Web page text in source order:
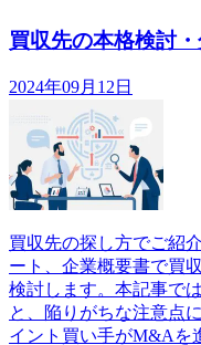
買収先の本格検討
2024年09月12日
買収先の探し方でご紹
ート、企業概要書で買
検討します。本記事で
と、陥りがちな注意点
イント買い手がM&Aを